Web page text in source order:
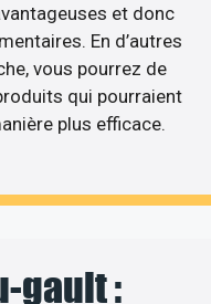
et donc
En d’autres
vous pourrez de
qui pourraient
plus efficace.
gault :